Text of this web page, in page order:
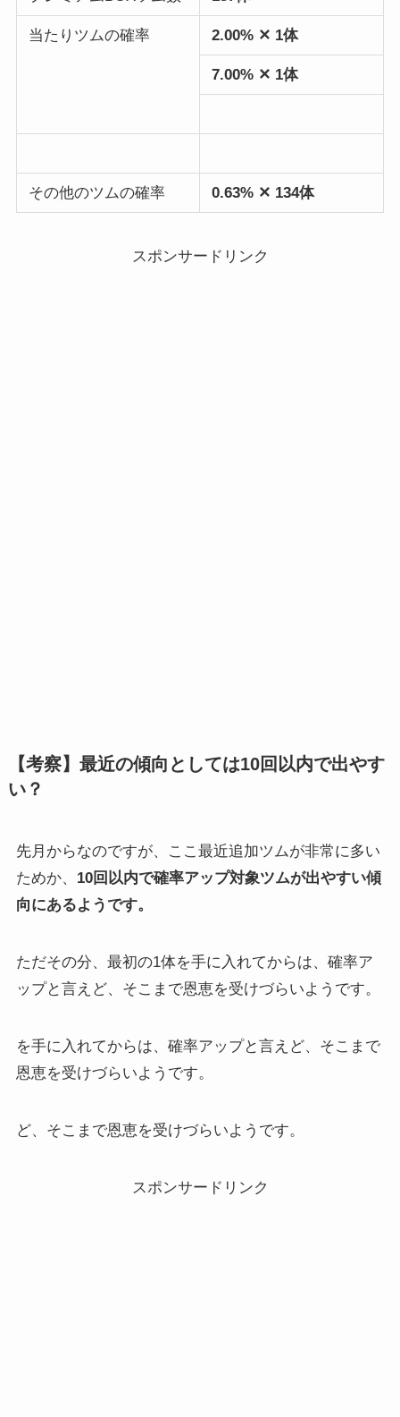
当たりツムの確率 2.00% ✕ 1体
7.00% ✕ 1体
その他のツムの確率 0.63% ✕ 134体
スポンサードリンク
【考察】最近の傾向としては10回以内で出やす
い？
先月からなのですが、ここ最近追加ツムが非常に多い
ためか、 10回以内で確率アップ対象ツムが出やすい傾
向にあるようです。
ただその分、最初の1体を手に入れてからは、確率ア
ップと言えど、そこまで恩恵を受けづらいようです。
を手に入れてからは、確率アップと言えど、そこまで
恩恵を受けづらいようです。
ど、そこまで恩恵を受けづらいようです。
スポンサードリンク